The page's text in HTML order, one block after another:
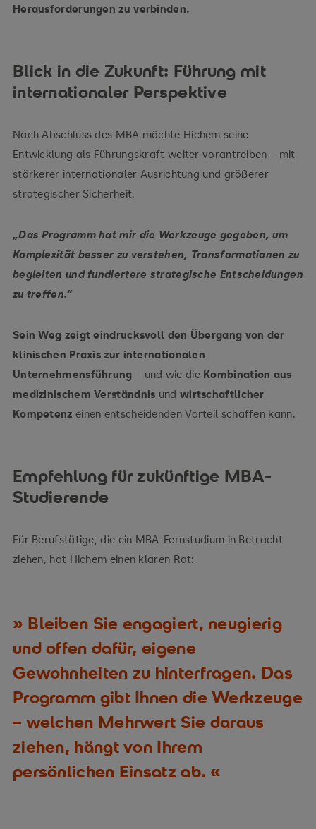
Herausforderungen zu verbinden.
Blick in die Zukunft: Führung mit
internationaler Perspektive
Nach Abschluss des MBA möchte Hichem seine
Entwicklung als Führungskraft weiter vorantreiben – mit
stärkerer internationaler Ausrichtung und größerer
strategischer Sicherheit.
„Das Programm hat mir die Werkzeuge gegeben, um
Komplexität besser zu verstehen, Transformationen zu
begleiten und fundiertere strategische Entscheidungen
zu treffen.“
Sein Weg zeigt eindrucksvoll den Übergang von der
klinischen Praxis zur internationalen
Unternehmensführung – und wie die Kombination aus
medizinischem Verständnis und wirtschaftlicher
Kompetenz einen entscheidenden Vorteil schaffen kann.
Empfehlung für zukünftige MBA-
Studierende
Für Berufstätige, die ein MBA-Fernstudium in Betracht
ziehen, hat Hichem einen klaren Rat:
Bleiben Sie engagiert, neugierig
und offen dafür, eigene
Gewohnheiten zu hinterfragen. Das
Programm gibt Ihnen die Werkzeuge
– welchen Mehrwert Sie daraus
ziehen, hängt von Ihrem
persönlichen Einsatz ab.